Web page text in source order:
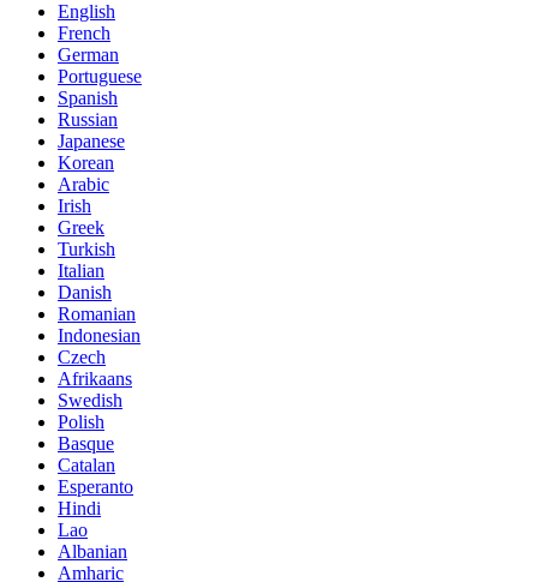
English
French
German
Portuguese
Spanish
Russian
Japanese
Korean
Arabic
Irish
Greek
Turkish
Italian
Danish
Romanian
Indonesian
Czech
Afrikaans
Swedish
Polish
Basque
Catalan
Esperanto
Hindi
Lao
Albanian
Amharic